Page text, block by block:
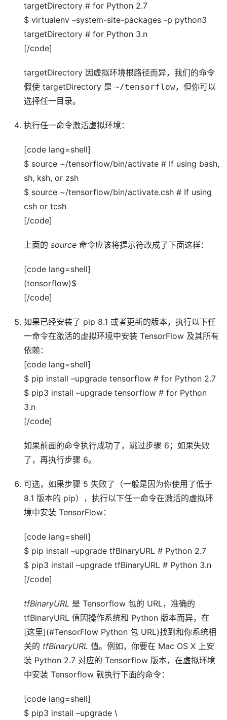
targetDirectory # for Python 2.7
$ virtualenv –system-site-packages -p python3
targetDirectory # for Python 3.n
[/code]
targetDirectory 因虚拟环境根路径而异，我们的命令
假使 targetDirectory 是 ~/tensorflow，但你可以
选择任一目录。
执行任一命令激活虚拟环境：
[code lang=shell]
$ source ~/tensorflow/bin/activate # If using bash,
sh, ksh, or zsh
$ source ~/tensorflow/bin/activate.csh # If using
csh or tcsh
[/code]
上面的 source命令应该将提示符改成了下面这样：
[code lang=shell]
(tensorflow)$
[/code]
如果已经安装了 pip 8.1 或者更新的版本，执行以下任
一命令在激活的虚拟环境中安装 TensorFlow 及其所有
依赖：
[code lang=shell]
$ pip install –upgrade tensorflow # for Python 2.7
$ pip3 install –upgrade tensorflow # for Python
3.n
[/code]
如果前面的命令执行成功了，跳过步骤 6；如果失败
了，再执行步骤 6。
可选，如果步骤 5 失败了（一般是因为你使用了低于
8.1 版本的 pip），执行以下任一命令在激活的虚拟环
境中安装 TensorFlow：
[code lang=shell]
$ pip install –upgrade tfBinaryURL # Python 2.7
$ pip3 install –upgrade tfBinaryURL # Python 3.n
[/code]
tfBinaryURL 是 Tensorflow 包的 URL，准确的
tfBinaryURL 值因操作系统和 Python 版本而异，在
[这里](#TensorFlow Python 包 URL)找到和你系统相
关的 tfBinaryURL 值。例如，你要在 Mac OS X 上安
装 Python 2.7 对应的 Tensorflow 版本，在虚拟环境
中安装 Tensorflow 就执行下面的命令：
[code lang=shell]
$ pip3 install –upgrade \